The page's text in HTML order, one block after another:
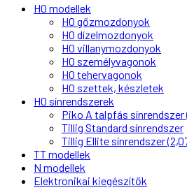
H0 modellek
H0 gőzmozdonyok
H0 dízelmozdonyok
H0 villanymozdonyok
H0 személyvagonok
H0 tehervagonok
H0 szettek, készletek
H0 sínrendszerek
Piko A talpfás sínrendszer
Tillig Standard sínrendszer
Tillig Ellite sínrendszer
TT modellek
N modellek
Elektronikai kiegészítők